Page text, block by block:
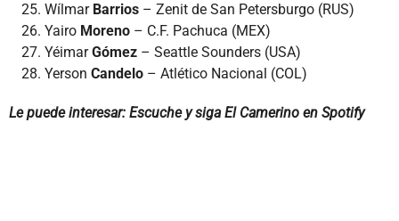
Wílmar Barrios – Zenit de San Petersburgo (RUS)
Yairo Moreno – C.F. Pachuca (MEX)
YéimarGómez – Seattle Sounders (USA)
Yerson Candelo – Atlético Nacional (COL)
Le puede interesar: Escuche y siga El Camerino en Spotify